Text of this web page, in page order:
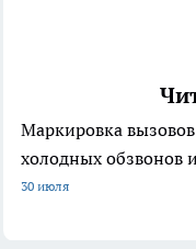
Маркировка
холодных обзвонов
30 июля